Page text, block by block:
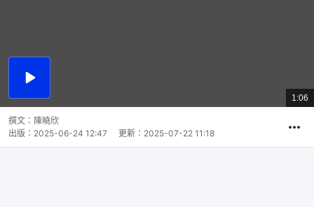
播
總
共
1:06
撰文： 陳曉欣
出版： 2025-06-24 12:47 更新： 2025-07-22 11:18